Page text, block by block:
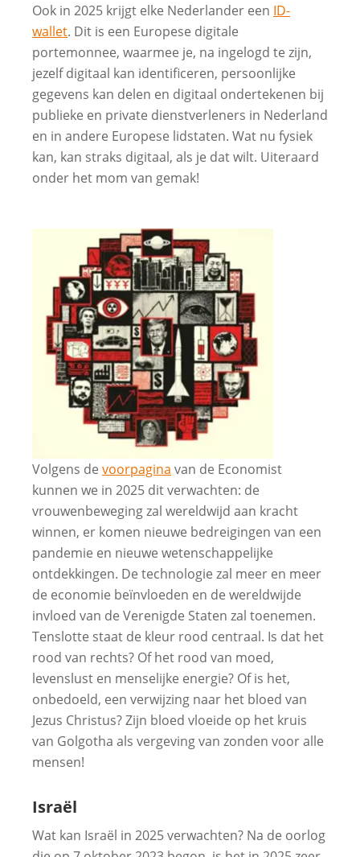
Ook in 2025 krijgt elke Nederlander een ID-
wallet. Dit is een Europese digitale
portemonnee, waarmee je, na ingelogd te zijn,
jezelf digitaal kan identificeren, persoonlijke
gegevens kan delen en digitaal ondertekenen bij
publieke en private dienstverleners in Nederland
en in andere Europese lidstaten. Wat nu fysiek
kan, kan straks digitaal, als je dat wilt. Uiteraard
onder het mom van gemak!
Volgens de voorpagina van de Economist
kunnen we in 2025 dit verwachten: de
vrouwenbeweging zal wereldwijd aan kracht
winnen, er komen nieuwe bedreigingen van een
pandemie en nieuwe wetenschappelijke
ontdekkingen. De technologie zal meer en meer
de economie beïnvloeden en de wereldwijde
invloed van de Verenigde Staten zal toenemen.
Tenslotte staat de kleur rood centraal. Is dat het
rood van rechts? Of het rood van moed,
levenslust en menselijke energie? Of is het,
onbedoeld, een verwijzing naar het bloed van
Jezus Christus? Zijn bloed vloeide op het kruis
van Golgotha als vergeving van zonden voor alle
mensen!
Israël
Wat kan Israël in 2025 verwachten? Na de oorlog